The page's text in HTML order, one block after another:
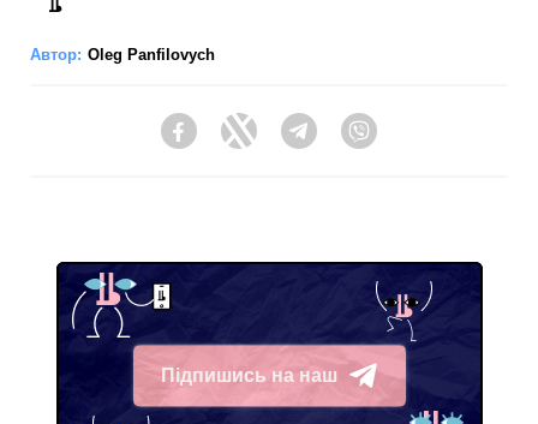
Автор: Oleg Panfilovych
FacebookTwitter Telegram
Підпишись на наш
Telegram